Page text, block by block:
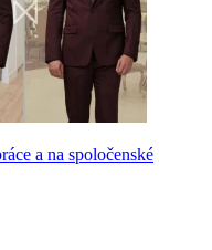
a na spoločenské